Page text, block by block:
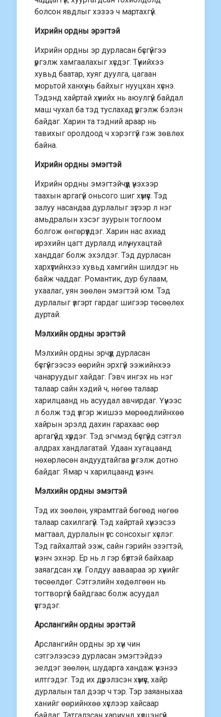
болсон явдлыг хэзээ ч мартахгүй.
Ихрийн ордны эрэгтэй
Ихрийн ордны эр дурласан бүсгүйгээ
үргэлж хамгаалахыг хүсдэг. Түүнийхээ
хувьд баатар, хуяг дуулга, цагаан
морьтой ханхүү нь байхыг нууцхан хүснэ.
Тэдэнд хайртай хүнийх нь аюулгүй байдал
маш чухал ба тэд туслахад үргэлж бэлэн
байдаг. Харин та тэдний араар нь
тавихыг оролдоод ч хэрэггүй гэж зөвлөх
байна.
Ихрийн ордны эмэгтэй
Ихрийн ордны эмэгтэйчүүд үнэхээр
таахын аргагүй оньсого шиг хүмүүс. Тэд
залуу насандаа дурлалыг зүгээр л нэг
амьдралын хэсэг зуурын тоглоом
болгож өнгөрүүлдэг. Харин нас ахиад
ирэхийн цагт дурлалд илүү нухацтай
ханддаг болж эхэлдэг. Тэд дурласан
хархүүгийнхээ хувьд хамгийн шилдэг нь
байж чаддаг. Романтик, дур булаам,
ухаалаг, уян зөөлөн эмэгтэй юм. Тэд
дурлалыг үлгэрт гардаг шигээр төсөөлөх
дуртай.
Мэлхийн ордны эрэгтэй
Мэлхийн ордны эрчүүд дурласан
бүсгүйгээсээ өөрийн эрхгүй ээжийнхээ
чанаруудыг хайдаг. Гэвч ингэх нь нэг
талаар сайн хэдий ч, нөгөө талаар
харилцаанд нь асуудал авчирдаг. Үүнээс
л болж тэд үлгэр жишээ мөрөөдлийнхөө
хайрын эрэлд дахин гарахаас өөр
аргагүйд хүрдэг. Тэд эгчмэд бүсгүйд сэтгэл
алдрах хандлагатай. Удаан хугацаанд
нөхөрлөсөн андуудтайгаа үргэлж дотно
байдаг. Ямар ч харилцаанд үнэнч.
Мэлхийн ордны эмэгтэй
Тэд их зөөлөн, уярамтгай бөгөөд нөгөө
талаар сахилгагүй. Тэд хайртай хүнээсээ
магтаал, дурлалын үгс сонсохыг хүслэг.
Тэд гайхалтай ээж, сайн гэрийн эзэгтэй,
үнэнч эхнэр. Ер нь л гэр бүлтэй байхаар
заяагдсан хүн. Голдуу ааваараа эр хүнийг
төсөөлдөг. Сэтгэлийн хөдөлгөөн нь
тогтворгүй байдгаас болж асуудал
үүсгэдэг.
Арслангийн ордны эрэгтэй
Арслангийн ордны эр хүн чин
сэтгэлээсээ дурласан эмэгтэйдээ
эелдэг зөөлөн, шударга хандаж үнэнээ
илтгэдэг. Тэд их дүрэлзсэн хүмүүс, хайр
дурлалын тал дээр ч тэр. Тэр заяаныхаа
ханийг өөрийнхөө хүслээр хайсаар